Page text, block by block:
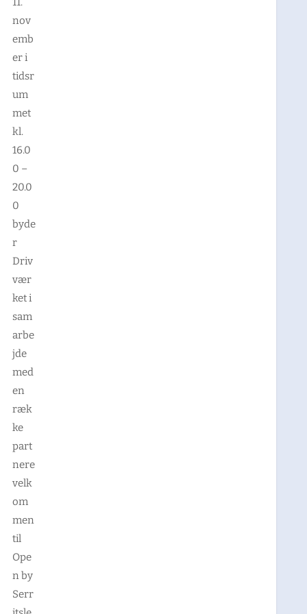
nov
emb
er i
tidsr
um
met
kl.
16.0
0 –
20.0
0
byde
r
Driv
vær
ket i
sam
arbe
jde
med
en
ræk
ke
part
nere
velk
om
men
til
Ope
n by
Serr